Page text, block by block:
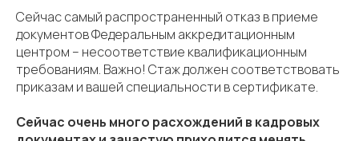
Сейчас самый распространенный отказ в приеме
документов Федеральным аккредитационным
центром – несоответствие квалификационным
требованиям. Важно! Стаж должен соответствовать
приказам и вашей специальности в сертификате.
Сейчас очень много расхождений в кадровых